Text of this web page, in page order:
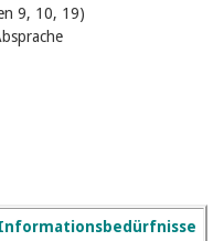
9, 10, 19)